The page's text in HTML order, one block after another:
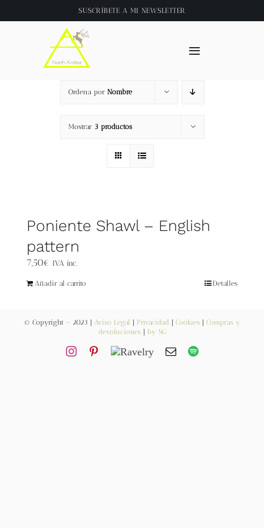
al
SUSCRÍBETE A MI NEWSLETTER
Toggle
Inicio
About
Tienda
Videos
Newsletter
Ordena por Nombre
Mostrar 3 productos
Poniente Shawl – English
pattern
7,50€ IVA inc.
Añadir al carrito Detalles
© Copyright – 2023 | Aviso Legal Privacidad Cookies| Compras y
devoluciones| by SG